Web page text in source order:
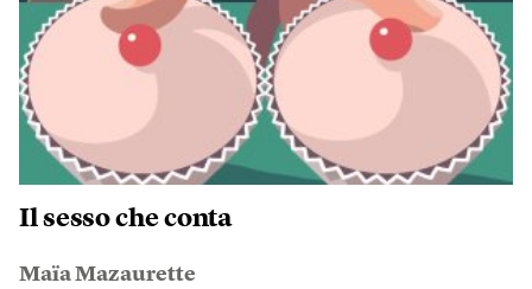
Il sesso che conta
Maïa Mazaurette